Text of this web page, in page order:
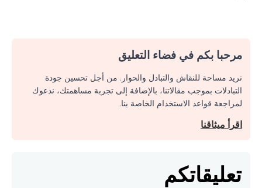
مرحبا بكم في فضاء التعليق
نريد مساحة للنقاش والتبادل والحوار. من أجل تحسين جودة
التبادلات بموجب مقالاتنا، بالإضافة إلى تجربة مساهمتك، ندعوك
لمراجعة قواعد الاستخدام الخاصة بنا.
اقرأ ميثاقنا
تعليقاتكم